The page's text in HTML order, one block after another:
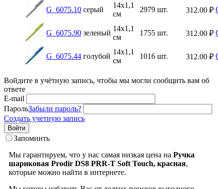
G_6075.10 серый
14х1,1
см
2979 шт. 312.00 ₽
G_6075.90 зеленый
14х1,1
см
1755 шт. 312.00 ₽
G_6075.44 голубой
14х1,1
см
1016 шт. 312.00 ₽
Войдите в учётную запись, чтобы мы могли сообщить вам об
ответе
E-mail
ПарольЗабыли пароль?
Создать учетную запись
Войти
Запомнить
Мы гарантируем, что у нас самая низкая цена на Ручка
шариковая Prodir DS8 PRR-T Soft Touch, красная,
которые можно найти в интернете.